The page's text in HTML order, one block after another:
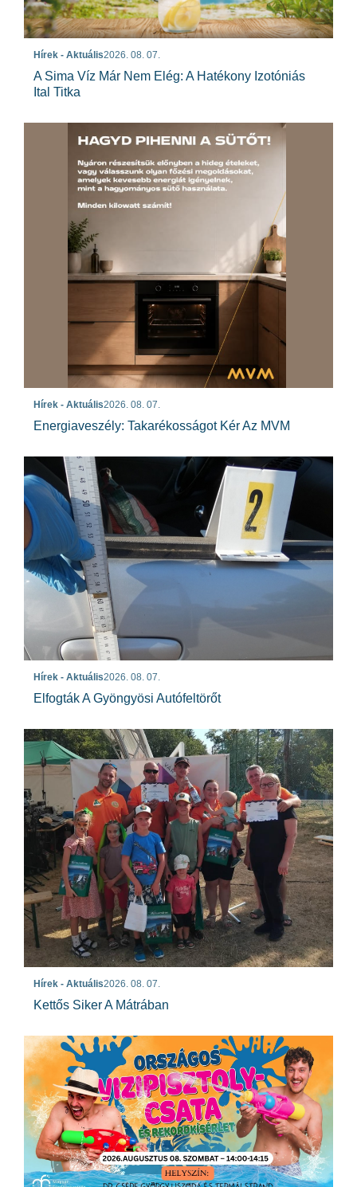
Hírek - Aktuális2026. 08. 07.
A Sima Víz Már Nem Elég: A Hatékony Izotóniás
Ital Titka
Hírek - Aktuális2026. 08. 07.
Energiaveszély: Takarékosságot Kér Az MVM
Hírek - Aktuális2026. 08. 07.
Elfogták A Gyöngyösi Autófeltörőt
Hírek - Aktuális2026. 08. 07.
Kettős Siker A Mátrában